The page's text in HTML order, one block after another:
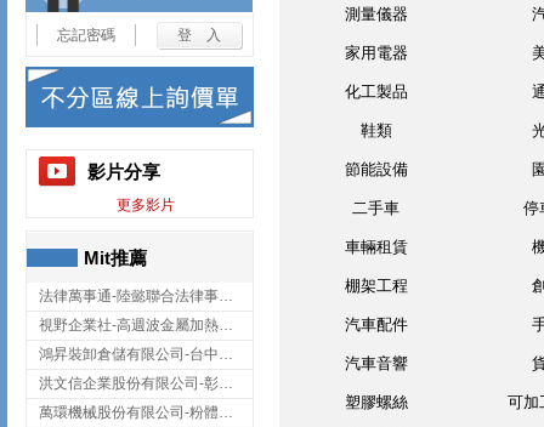
忘記密碼
影片分享
更多影片
Mit推薦
法律萬事通-陸懿聯合法律事務所
視野企業社-高週波金屬加熱設備,彰化高週波金屬加熱設備
鴻昇裝卸倉儲有限公司-台中貨櫃裝卸
洪文信企業股份有限公司-彰化鋅合金鑄造,彰化五金加工,彰化五金配件
萬環機械股份有限公司-粉體塗裝設備,輸送機,輸送機設備,台南輸送機
測量儀器
家用電器
化工製品
鞋類
節能設備
二手車 停
車輛租賃
棚架工程
汽車配件
汽車音響
塑膠螺絲 可加